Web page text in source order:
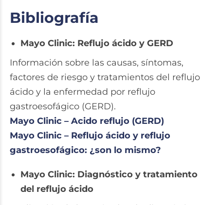
Bibliografía
Mayo Clinic: Reflujo ácido y GERD
Información sobre las causas, síntomas,
factores de riesgo y tratamientos del reflujo
ácido y la enfermedad por reflujo
gastroesofágico (GERD).
Mayo Clinic – Acido reflujo (GERD)
Mayo Clinic – Reflujo ácido y reflujo
gastroesofágico: ¿son lo mismo?
Mayo Clinic: Diagnóstico y tratamiento
del reflujo ácido